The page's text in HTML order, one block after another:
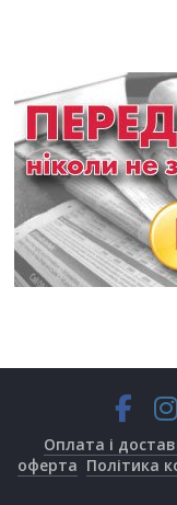
Оплата і
оферта Політика